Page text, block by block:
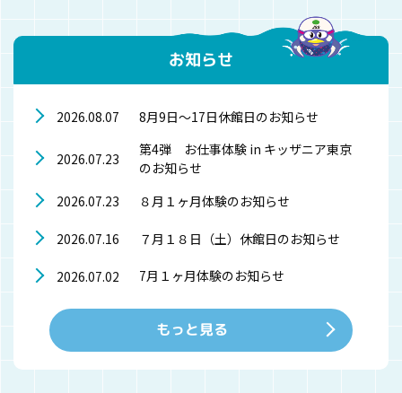
お知らせ
2026.08.07 8月9日～17日休館日のお知らせ
2026.07.23
第4弾 お仕事体験 in キッザニア東京
のお知らせ
2026.07.23
８月１ヶ月体験のお知らせ
2026.07.16 ７月１８日（土）休館日のお知らせ
2026.07.02 7月１ヶ月体験のお知らせ
もっと見る